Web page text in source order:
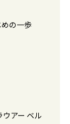
の一歩
アー ベル